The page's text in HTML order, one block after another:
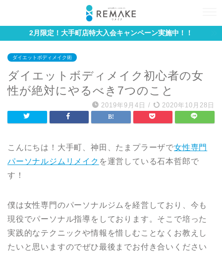
2月限定！大手町店特大入会キャンペーン実施中！！
ダイエットボディメイク術
ダイエットボディメイク初心者の女
性が絶対にやるべき7つのこと
2019年9月4日 / 2020年10月28日
こんにちは！大手町、神田、たまプラーザで女性専門
パーソナルジムリメイク を運営している石本哲郎で
す！
僕は女性専門のパーソナルジムを経営しており、今も
現役でパーソナル指導をしております。そこで培った
実践的なテクニックや情報を惜しむことなくお教えし
たいと思いますのでぜひ最後までお付き合いください